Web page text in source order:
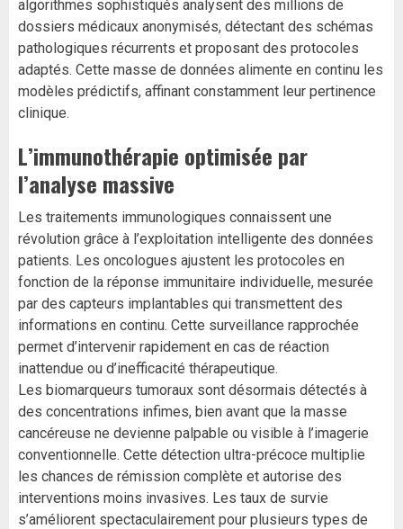
algorithmes sophistiqués analysent des millions de
dossiers médicaux anonymisés, détectant des schémas
pathologiques récurrents et proposant des protocoles
adaptés. Cette masse de données alimente en continu les
modèles prédictifs, affinant constamment leur pertinence
clinique.
L’immunothérapie optimisée par
l’analyse massive
Les traitements immunologiques connaissent une
révolution grâce à l’exploitation intelligente des données
patients. Les oncologues ajustent les protocoles en
fonction de la réponse immunitaire individuelle, mesurée
par des capteurs implantables qui transmettent des
informations en continu. Cette surveillance rapprochée
permet d’intervenir rapidement en cas de réaction
inattendue ou d’inefficacité thérapeutique.
Les biomarqueurs tumoraux sont désormais détectés à
des concentrations infimes, bien avant que la masse
cancéreuse ne devienne palpable ou visible à l’imagerie
conventionnelle. Cette détection ultra-précoce multiplie
les chances de rémission complète et autorise des
interventions moins invasives. Les taux de survie
s’améliorent spectaculairement pour plusieurs types de